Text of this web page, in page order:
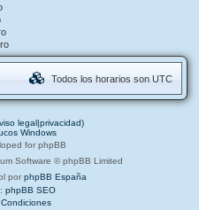
Todos los horarios son UTC
legal|privacidad)
Windows
for phpBB
Software © phpBB Limited
por phpBB España
phpBB SEO
Condiciones